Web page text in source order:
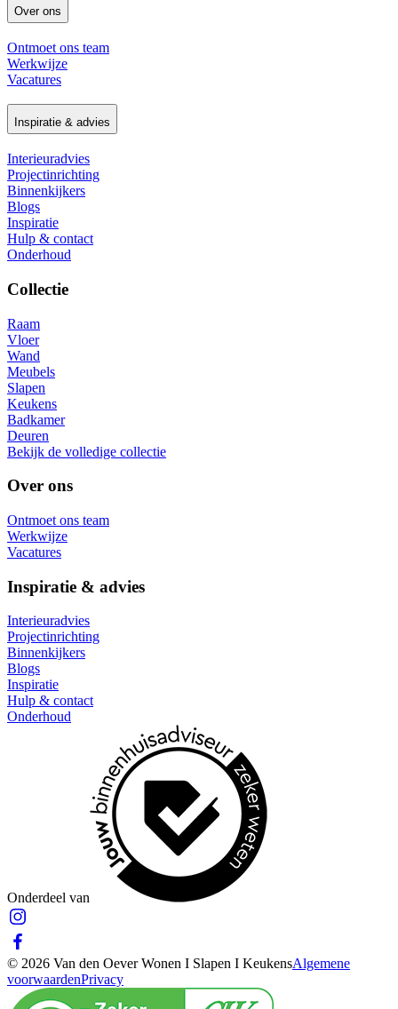
Over ons
Ontmoet ons team
Werkwijze
Vacatures
Inspiratie & advies
Interieuradvies
Projectinrichting
Binnenkijkers
Blogs
Inspiratie
Hulp & contact
Onderhoud
Collectie
Raam
Vloer
Wand
Meubels
Slapen
Keukens
Badkamer
Deuren
Bekijk de volledige collectie
Over ons
Ontmoet ons team
Werkwijze
Vacatures
Inspiratie & advies
Interieuradvies
Projectinrichting
Binnenkijkers
Blogs
Inspiratie
Hulp & contact
Onderhoud
Onderdeel van
© 2026 Van den Oever Wonen I Slapen I KeukensAlgemene
voorwaardenPrivacy